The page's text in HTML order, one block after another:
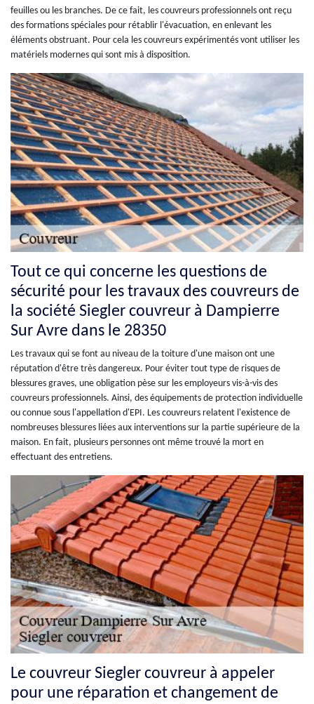
feuilles ou les branches. De ce fait, les couvreurs professionnels ont reçu
des formations spéciales pour rétablir l'évacuation, en enlevant les
éléments obstruant. Pour cela les couvreurs expérimentés vont utiliser les
matériels modernes qui sont mis à disposition.
Tout ce qui concerne les questions de
sécurité pour les travaux des couvreurs de
la société Siegler couvreur à Dampierre
Sur Avre dans le 28350
Les travaux qui se font au niveau de la toiture d'une maison ont une
réputation d'être très dangereux. Pour éviter tout type de risques de
blessures graves, une obligation pèse sur les employeurs vis-à-vis des
couvreurs professionnels. Ainsi, des équipements de protection individuelle
ou connue sous l'appellation d'EPI. Les couvreurs relatent l'existence de
nombreuses blessures liées aux interventions sur la partie supérieure de la
maison. En fait, plusieurs personnes ont même trouvé la mort en
effectuant des entretiens.
Le couvreur Siegler couvreur à appeler
pour une réparation et changement de